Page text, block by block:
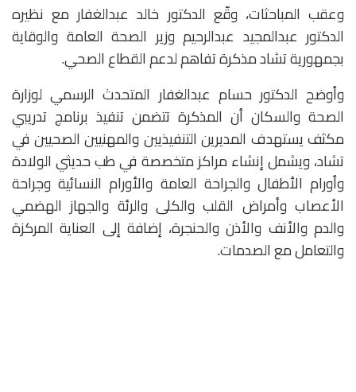
وعقب المباحثات، وقّع الدكتور خالد عبدالغفار مع نظيره
الدكتور عبدالمجيد عبدالرحيم وزير الصحة العامة والوقاية
بجمهورية تشاد مذكرة تفاهم لدعم القطاع الصحي.
وأوضح الدكتور حسام عبدالغفار المتحدث الرسمي لوزارة
الصحة والسكان أن المذكرة تتضمن تنفيذ برنامج تدريبي
مكثف يستهدف المديرين التنفيذيين والمهنيين الصحيين في
تشاد، ويشمل إنشاء مراكز متخصصة في طب حديثي الولادة
وأورام الأطفال والجراحة العامة والأورام النسائية وجراحة
الأعصاب وأمراض القلب والكلى والرئة والجهاز الهضمي
والدم والأنف والأذن والحنجرة، إضافة إلى العناية المركزة
والتعامل مع الصدمات.